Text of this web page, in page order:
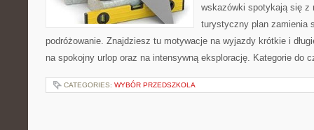
wskazówki spotykają się z
turystyczny plan zamienia
podróżowanie. Znajdziesz tu motywacje na wyjazdy krótkie i
na spokojny urlop oraz na intensywną eksplorację. Kategorie do
CATEGORIES: WYBÓR PRZEDSZKOLA